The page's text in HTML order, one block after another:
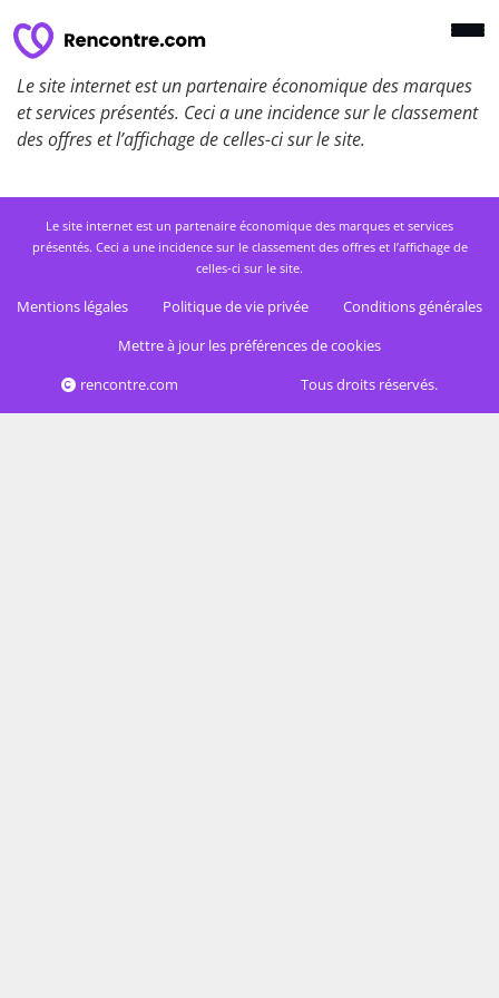
Le site internet est un partenaire économique des marques
et services présentés. Ceci a une incidence sur le classement
des offres et l’affichage de celles-ci sur le site.
Le site internet est un partenaire économique des marques et services
présentés. Ceci a une incidence sur le classement des offres et l’affichage de
celles-ci sur le site.
Mentions légales Politique de vie privée
Conditions générales
Mettre à jour les préférences de cookies
rencontre.com
Tous droits réservés.